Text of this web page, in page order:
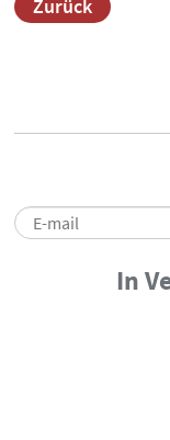
Zurück
In